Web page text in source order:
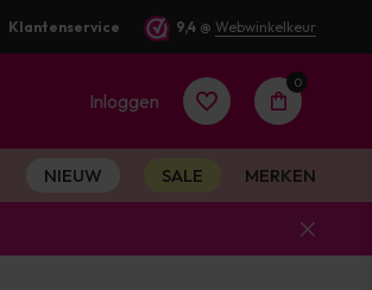
Dezelfde werkdag verstuurd
Klantenservice 9,4 @ Webwinkelkeur
Inloggen
0
NIEUW SALE MERKEN